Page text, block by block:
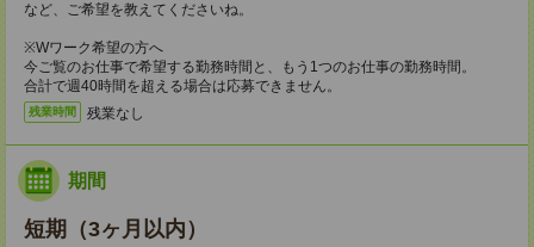
など、ご希望を教えてくださいね。
※Wワーク希望の方へ
今ご覧のお仕事で希望する勤務時間と、もう1つのお仕事の勤務時間。
合計で週40時間を超える場合は応募できません。
残業時間 残業なし
期間
短期（3ヶ月以内）